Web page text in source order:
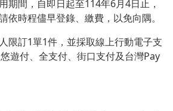
期間，自即日起至114年6月4日止，
依時程儘早登錄、繳費，以免向隅。
限訂1單1件，並採取線上行動電子支
遊付、全支付、街口支付及台灣Pay